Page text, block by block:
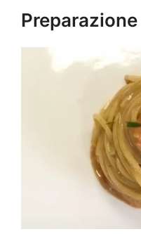
Preparazione